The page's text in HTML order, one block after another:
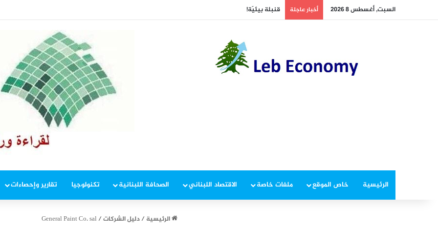
السبت, أغسطس 8 2026 أخبار عاجلة قنبلة بيئيّة!
الرئيسية خاص الموقع ملفات خاصة الاقتصاد اللبناني الصحافة اللبنانية تكنولوجيا تقارير وإحصاءات
الرئيسية/دليل الشركات/
General Paint Co. sal